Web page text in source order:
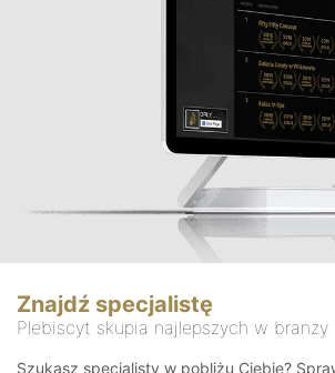
Znajdź specjalistę
Plebiscyt skupia najlepszych w branży
Szukasz specjalisty w pobliżu Ciebie?